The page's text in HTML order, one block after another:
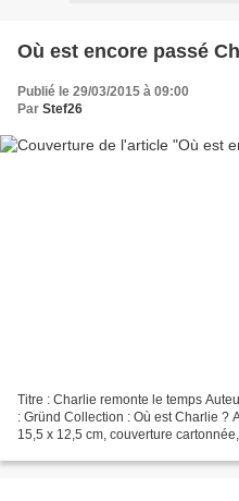
Où est encore passé
Publié le 29/03/2015 à 09:00
Par Stef26
Titre : Charlie remonte le temps
: Gründ Collection : Où est Charlie ?
15,5 x 12,5 cm, couverture